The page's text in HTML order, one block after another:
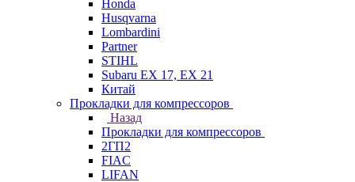
Honda
Husqvarna
Lombardini
Partner
STIHL
Subaru EX 17, EX 21
Китай
Прокладки для компрессоров
Назад
Прокладки для компрессоров
2ГП2
FIAC
LIFAN